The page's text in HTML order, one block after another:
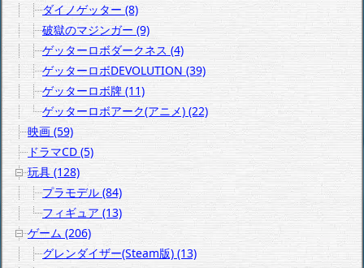
ダイノゲッター (8)
破獄のマジンガー (9)
ゲッターロボダークネス (4)
ゲッターロボDEVOLUTION (39)
ゲッターロボ牌 (11)
ゲッターロボアーク(アニメ) (22)
映画 (59)
ドラマCD (5)
玩具 (128)
プラモデル (84)
フィギュア (13)
ゲーム (206)
グレンダイザー(Steam版) (13)